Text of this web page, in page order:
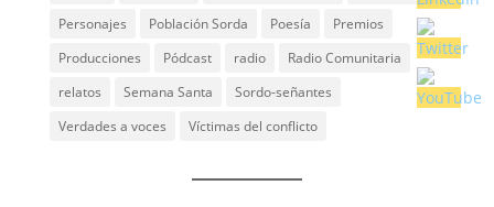
Personajes
Población Sorda Poesía
Premios
Producciones
Pódcast radio
Radio Comunitaria
relatos
Semana Santa
Sordo-señantes
Verdades a voces
Víctimas del conflicto